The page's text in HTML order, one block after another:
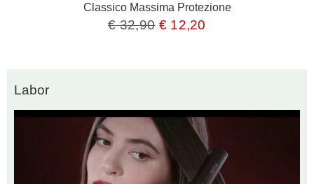
Classico Massima Protezione
€32,90 €12,20
Labor